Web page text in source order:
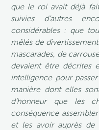
que le roi avait déjà
suivies d’autres
considérables : que
mêlés de
mascarades, de
devaient être décrites
intelligence pour
manière dont elles
d’honneur que les
conséquence
et les avoir auprès